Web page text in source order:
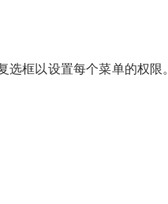
框以设置每个菜单的权限。